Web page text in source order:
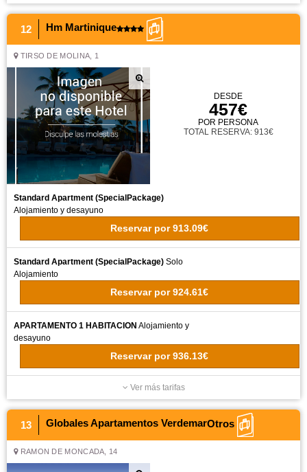
12 Hm Martinique
TIRSO DE MOLINA, 1
DESDE
457€
POR PERSONA
TOTAL RESERVA: 913€
Standard Apartment (SpecialPackage)
Alojamiento y desayuno
Reservar por 913.09€
Standard Apartment (SpecialPackage) Solo
Alojamiento
Reservar por 924.61€
APARTAMENTO 1 HABITACION Alojamiento y
desayuno
Reservar por 936.13€
Ver más tarifas
13 Globales Apartamentos VerdemarOtros
RAMON DE MONCADA, 14